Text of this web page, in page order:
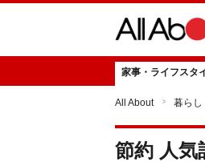
家事・ライフスタ
All About 暮らし
節約 人気